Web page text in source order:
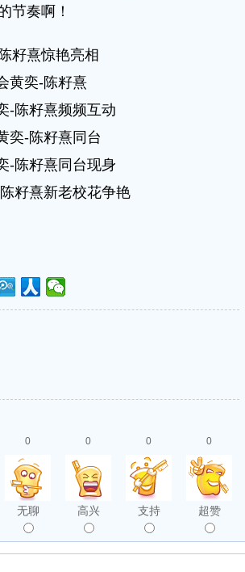
节奏啊！
籽熹惊艳亮相
黄奕-陈籽熹
-陈籽熹频频互动
奕-陈籽熹同台
-陈籽熹同台现身
籽熹新老校花争艳
0
无聊
0
高兴
0
支持
0
超赞